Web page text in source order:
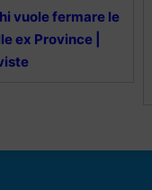
vuole fermare le
ex Province |